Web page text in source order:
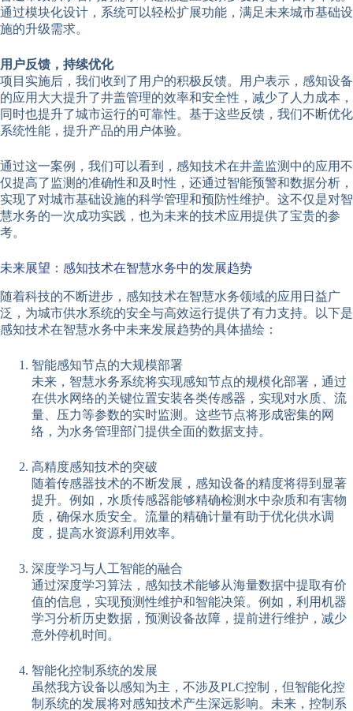
通过模块化设计，系统可以轻松扩展功能，满足未来城市基础设
施的升级需求。
用户反馈，持续优化
项目实施后，我们收到了用户的积极反馈。用户表示，感知设备
的应用大大提升了井盖管理的效率和安全性，减少了人力成本，
同时也提升了城市运行的可靠性。基于这些反馈，我们不断优化
系统性能，提升产品的用户体验。
通过这一案例，我们可以看到，感知技术在井盖监测中的应用不
仅提高了监测的准确性和及时性，还通过智能预警和数据分析，
实现了对城市基础设施的科学管理和预防性维护。这不仅是对智
慧水务的一次成功实践，也为未来的技术应用提供了宝贵的参
考。
未来展望：感知技术在智慧水务中的发展趋势
随着科技的不断进步，感知技术在智慧水务领域的应用日益广
泛，为城市供水系统的安全与高效运行提供了有力支持。以下是
感知技术在智慧水务中未来发展趋势的具体描绘：
智能感知节点的大规模部署
未来，智慧水务系统将实现感知节点的规模化部署，通过
在供水网络的关键位置安装各类传感器，实现对水质、流
量、压力等参数的实时监测。这些节点将形成密集的网
络，为水务管理部门提供全面的数据支持。
高精度感知技术的突破
随着传感器技术的不断发展，感知设备的精度将得到显著
提升。例如，水质传感器能够精确检测水中杂质和有害物
质，确保水质安全。流量的精确计量有助于优化供水调
度，提高水资源利用效率。
深度学习与人工智能的融合
通过深度学习算法，感知技术能够从海量数据中提取有价
值的信息，实现预测性维护和智能决策。例如，利用机器
学习分析历史数据，预测设备故障，提前进行维护，减少
意外停机时间。
智能化控制系统的发展
虽然我方设备以感知为主，不涉及PLC控制，但智能化控
制系统的发展将对感知技术产生深远影响。未来，控制系